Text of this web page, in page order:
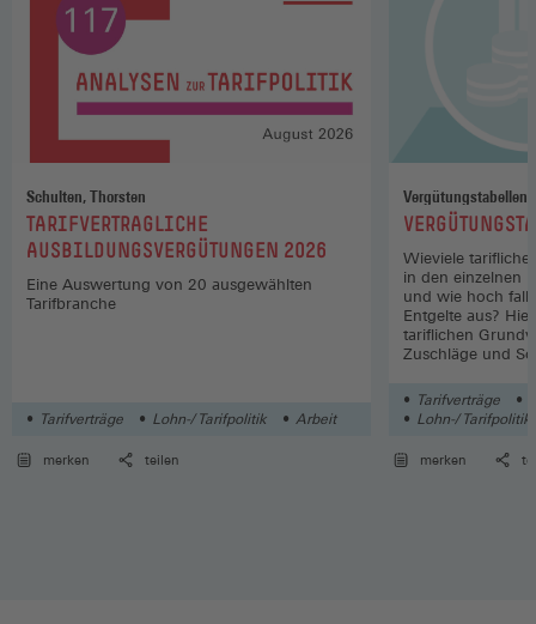
Schulten, Thorsten
:
TARIFVERTRAGLICHE
AUSBILDUNGSVERGÜTUNGEN 2026
Eine Auswertung von 20 ausgewählten
Tarifbranche
Tarifverträge Lohn-/ Tarifpolitik Arbeit
merken teilen
Vergütungstabellen
:
Wieviele
in den einzelnen
und wie hoch
Entgelte aus?
tariflichen
Zuschläge und
Tarifverträge
Lohn-/ Tarifpolitik
merken